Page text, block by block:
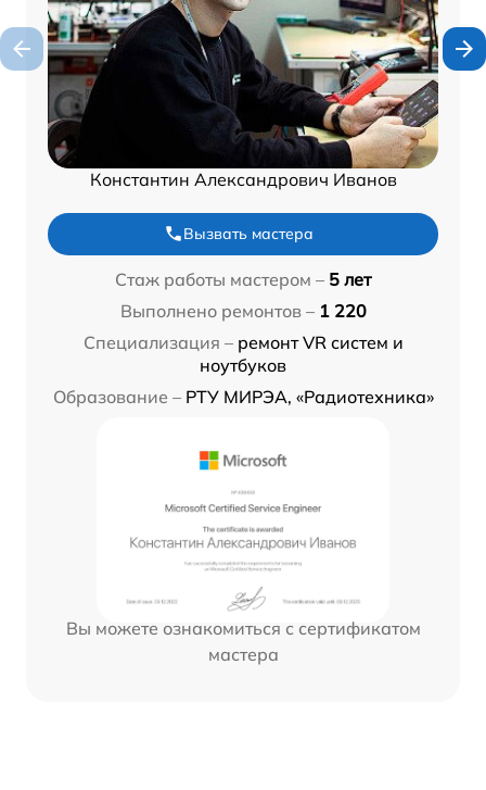
Константин Александрович Иванов
Вызвать мастера
Стаж работы мастером – 5 лет
Выполнено ремонтов – 1 220
Специализация – ремонт VR систем и
ноутбуков
Образование – РТУ МИРЭА, «Радиотехника»
Вы можете ознакомиться с сертификатом
мастера